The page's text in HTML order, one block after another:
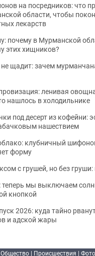
на посредников: что
области, чтобы
лекарств
почему в Мурманской
этих хищников?
не щадит: зачем
ленивая
нашлось в холодильнике
под десерт из кофейни:
нашествием
клубничный
форму
с грушей, но без груши:
теперь мы выключаем
кнопкой
2026: куда тайно
и адской жары
Общество | Происшествия |